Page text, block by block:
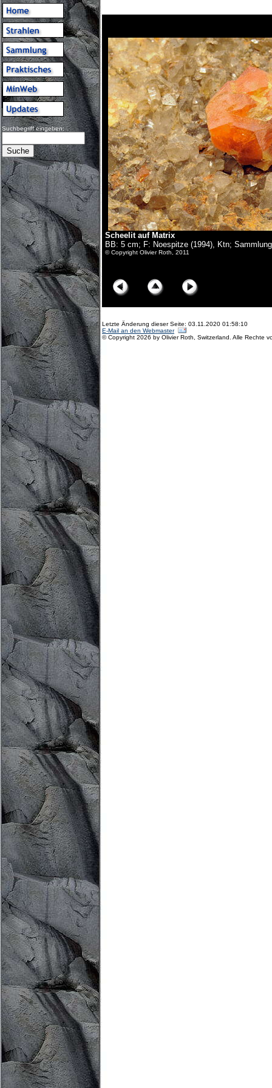
Suchbegriff eingeben:
Scheelit auf Matrix
BB: 5 cm; F: Noespitze (1994), Ktn;
© Copyright Olivier Roth, 2011
Letzte Änderung dieser Seite: 03.11.2020 01:58:10
E-Mail an den Webmaster
© Copyright 2026 by Olivier Roth, Switzerland. Alle Rechte